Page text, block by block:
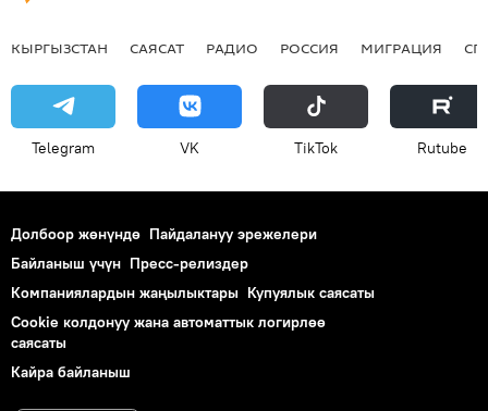
КЫРГЫЗСТАН САЯСАТ РАДИО РОССИЯ МИГРАЦИЯ
Telegram VK ТikТоk Rutube
Долбоор жөнүндө Пайдалануу эрежелери
Байланыш үчүн Пресс-релиздер
Компаниялардын жаңылыктары Купуялык саясаты
Cookie колдонуу жана автоматтык логирлөө
саясаты
Кайра байланыш